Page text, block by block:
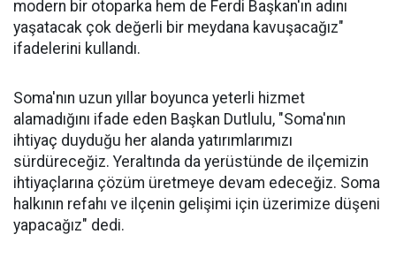
modern bir otoparka hem de Ferdi Başkan'ın adını
yaşatacak çok değerli bir meydana kavuşacağız"
ifadelerini kullandı.
Soma'nın uzun yıllar boyunca yeterli hizmet
alamadığını ifade eden Başkan Dutlulu, "Soma'nın
ihtiyaç duyduğu her alanda yatırımlarımızı
sürdüreceğiz. Yeraltında da yerüstünde de ilçemizin
ihtiyaçlarına çözüm üretmeye devam edeceğiz. Soma
halkının refahı ve ilçenin gelişimi için üzerimize düşeni
yapacağız" dedi.